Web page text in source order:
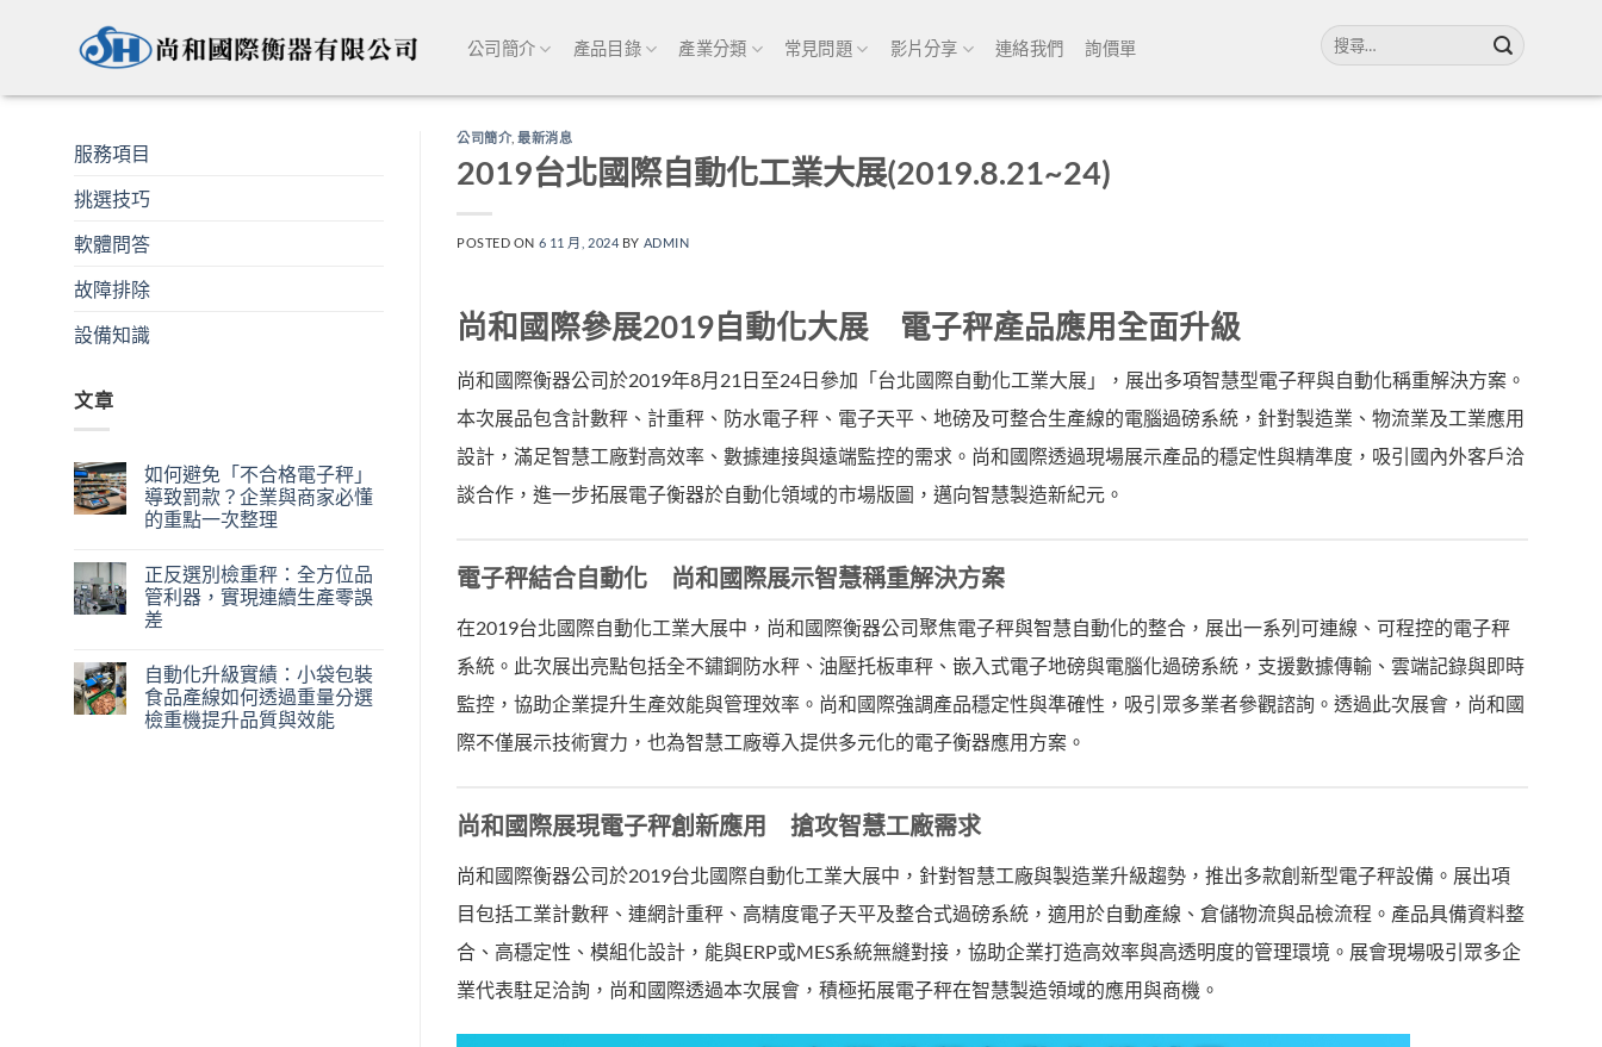
公司簡介 產品目錄 產業分類 常見問題 影片分享 連絡我們 詢價單
搜
尋
鍵
服務項目
挑選技巧
軟體問答
故障排除
設備知識
文章
如何避免「不合格電子秤」
導致罰款？企業與商家必懂
的重點一次整理
正反選別檢重秤：全方位品
管利器，實現連續生產零誤
差
自動化升級實績：小袋包裝
食品產線如何透過重量分選
檢重機提升品質與效能
公司簡介,最新消息
2019台北國際自動化工業大展(2019.8.21~24)
POSTED ON 6 11 月, 2024 BY ADMIN
尚和國際參展2019自動化大展 電子秤產品應用全面升級
尚和國際衡器公司於2019年8月21日至24日參加「台北國際自動化工業大展」，展出多項智慧型電子秤與自動化稱重解決方案。
本次展品包含計數秤、計重秤、防水電子秤、電子天平、地磅及可整合生產線的電腦過磅系統，針對製造業、物流業及工業應用
設計，滿足智慧工廠對高效率、數據連接與遠端監控的需求。尚和國際透過現場展示產品的穩定性與精準度，吸引國內外客戶洽
談合作，進一步拓展電子衡器於自動化領域的市場版圖，邁向智慧製造新紀元。
電子秤結合自動化 尚和國際展示智慧稱重解決方案
在2019台北國際自動化工業大展中，尚和國際衡器公司聚焦電子秤與智慧自動化的整合，展出一系列可連線、可程控的電子秤
系統。此次展出亮點包括全不鏽鋼防水秤、油壓托板車秤、嵌入式電子地磅與電腦化過磅系統，支援數據傳輸、雲端記錄與即時
監控，協助企業提升生產效能與管理效率。尚和國際強調產品穩定性與準確性，吸引眾多業者參觀諮詢。透過此次展會，尚和國
際不僅展示技術實力，也為智慧工廠導入提供多元化的電子衡器應用方案。
尚和國際展現電子秤創新應用 搶攻智慧工廠需求
尚和國際衡器公司於2019台北國際自動化工業大展中，針對智慧工廠與製造業升級趨勢，推出多款創新型電子秤設備。展出項
目包括工業計數秤、連網計重秤、高精度電子天平及整合式過磅系統，適用於自動產線、倉儲物流與品檢流程。產品具備資料整
合、高穩定性、模組化設計，能與ERP或MES系統無縫對接，協助企業打造高效率與高透明度的管理環境。展會現場吸引眾多企
業代表駐足洽詢，尚和國際透過本次展會，積極拓展電子秤在智慧製造領域的應用與商機。